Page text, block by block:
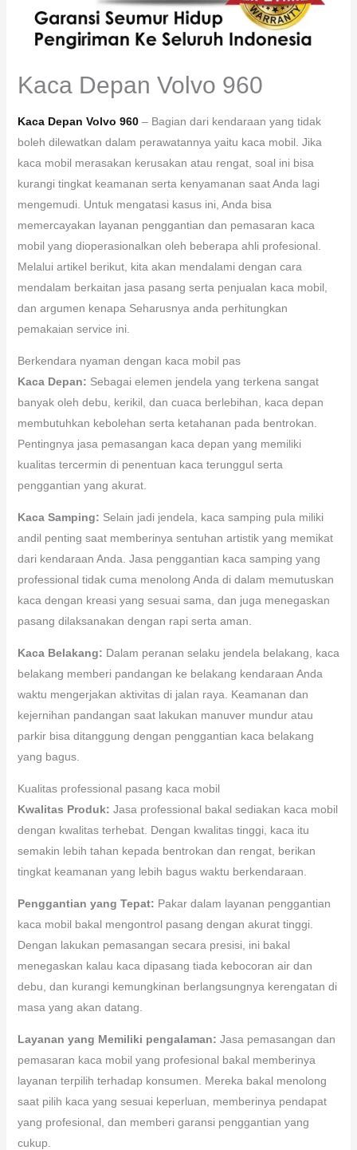
Kaca Depan Volvo 960
Kaca Depan Volvo 960 – Bagian dari kendaraan yang tidak
boleh dilewatkan dalam perawatannya yaitu kaca mobil. Jika
kaca mobil merasakan kerusakan atau rengat, soal ini bisa
kurangi tingkat keamanan serta kenyamanan saat Anda lagi
mengemudi. Untuk mengatasi kasus ini, Anda bisa
memercayakan layanan penggantian dan pemasaran kaca
mobil yang dioperasionalkan oleh beberapa ahli profesional.
Melalui artikel berikut, kita akan mendalami dengan cara
mendalam berkaitan jasa pasang serta penjualan kaca mobil,
dan argumen kenapa Seharusnya anda perhitungkan
pemakaian service ini.
Berkendara nyaman dengan kaca mobil pas
Kaca Depan: Sebagai elemen jendela yang terkena sangat
banyak oleh debu, kerikil, dan cuaca berlebihan, kaca depan
membutuhkan kebolehan serta ketahanan pada bentrokan.
Pentingnya jasa pemasangan kaca depan yang memiliki
kualitas tercermin di penentuan kaca terunggul serta
penggantian yang akurat.
Kaca Samping: Selain jadi jendela, kaca samping pula miliki
andil penting saat memberinya sentuhan artistik yang memikat
dari kendaraan Anda. Jasa penggantian kaca samping yang
professional tidak cuma menolong Anda di dalam memutuskan
kaca dengan kreasi yang sesuai sama, dan juga menegaskan
pasang dilaksanakan dengan rapi serta aman.
Kaca Belakang: Dalam peranan selaku jendela belakang, kaca
belakang memberi pandangan ke belakang kendaraan Anda
waktu mengerjakan aktivitas di jalan raya. Keamanan dan
kejernihan pandangan saat lakukan manuver mundur atau
parkir bisa ditanggung dengan penggantian kaca belakang
yang bagus.
Kualitas professional pasang kaca mobil
Kwalitas Produk: Jasa professional bakal sediakan kaca mobil
dengan kwalitas terhebat. Dengan kwalitas tinggi, kaca itu
semakin lebih tahan kepada bentrokan dan rengat, berikan
tingkat keamanan yang lebih bagus waktu berkendaraan.
Penggantian yang Tepat: Pakar dalam layanan penggantian
kaca mobil bakal mengontrol pasang dengan akurat tinggi.
Dengan lakukan pemasangan secara presisi, ini bakal
menegaskan kalau kaca dipasang tiada kebocoran air dan
debu, dan kurangi kemungkinan berlangsungnya kerengatan di
masa yang akan datang.
Layanan yang Memiliki pengalaman: Jasa pemasangan dan
pemasaran kaca mobil yang profesional bakal memberinya
layanan terpilih terhadap konsumen. Mereka bakal menolong
saat pilih kaca yang sesuai keperluan, memberinya pendapat
yang profesional, dan memberi garansi penggantian yang
cukup.